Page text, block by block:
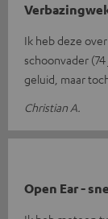
Ik heb deze
schoonvader
geluid, maar
Christian A.
Open Ear -